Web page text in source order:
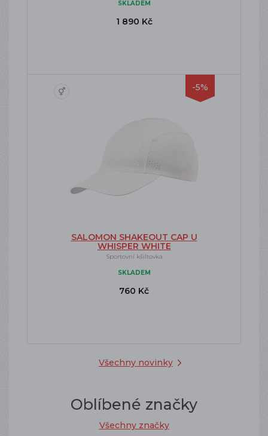
Všechny novinky
SKLADEM
1 890 Kč
-5%
SALOMON SHAKEOUT CAP U
WHISPER WHITE
Sportovní kšiltovka
SKLADEM
760 Kč
Oblíbené značky
Všechny značky